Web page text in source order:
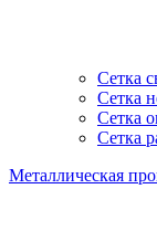
Сетка
Сетка
Сетка
Сетка
Металлическая